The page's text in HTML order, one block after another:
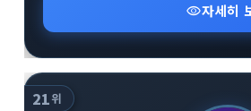
visibility자세히
21위